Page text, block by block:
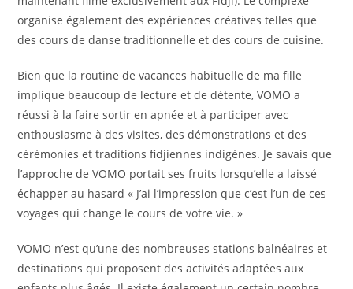
organise également des expériences créatives telles que
des cours de danse traditionnelle et des cours de cuisine.
Bien que la routine de vacances habituelle de ma fille
implique beaucoup de lecture et de détente, VOMO a
réussi à la faire sortir en apnée et à participer avec
enthousiasme à des visites, des démonstrations et des
cérémonies et traditions fidjiennes indigènes. Je savais que
l’approche de VOMO portait ses fruits lorsqu’elle a laissé
échapper au hasard « J’ai l’impression que c’est l’un de ces
voyages qui change le cours de votre vie. »
VOMO n’est qu’une des nombreuses stations balnéaires et
destinations qui proposent des activités adaptées aux